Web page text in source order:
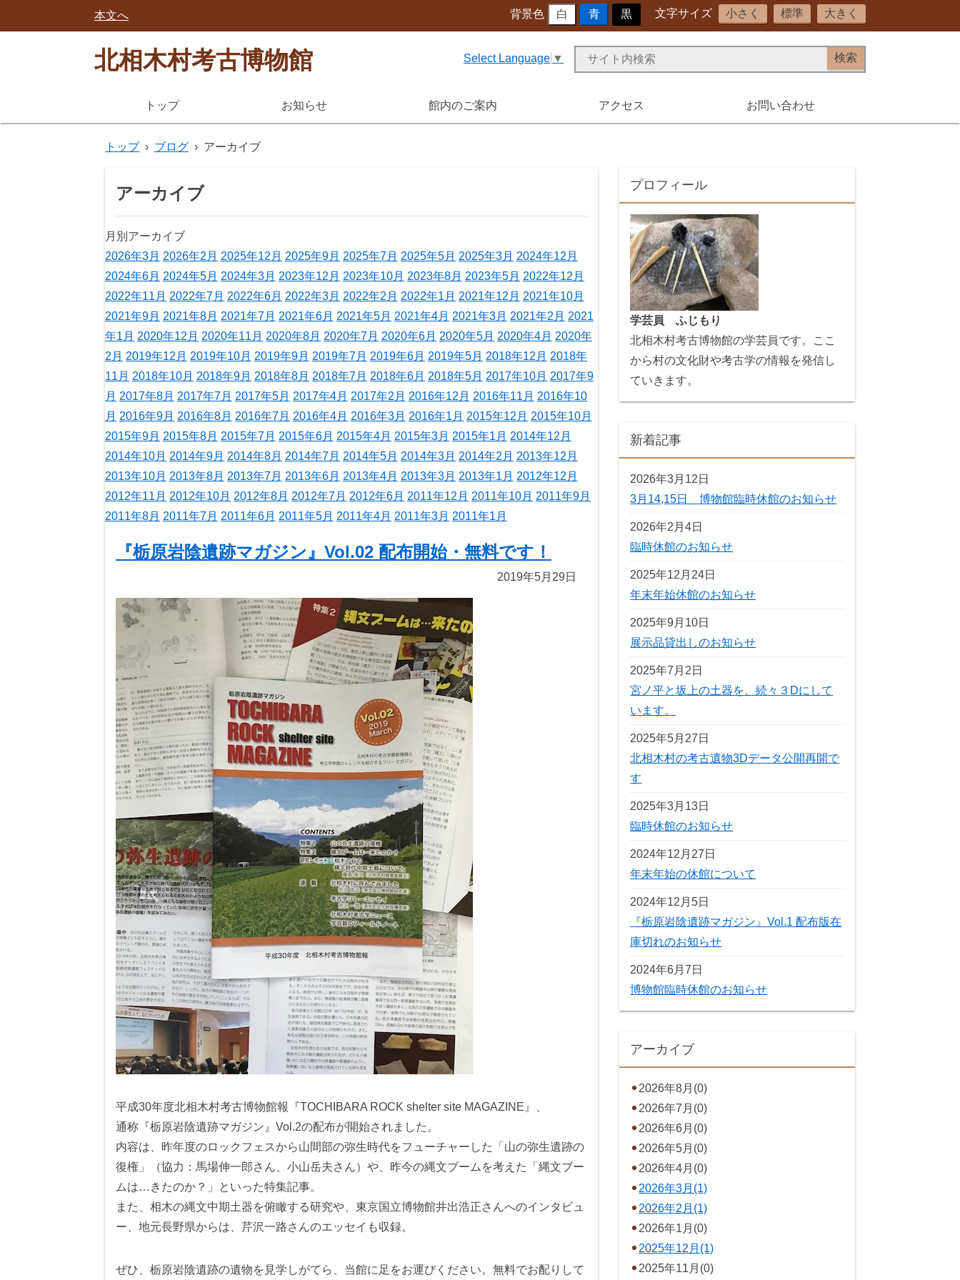
本文へ 文字サイズ 小さく 標準 大きく
背景色 白 青 黒
北相木村考古博物館 Select Language ▼
トップ お知らせ 館内のご案内 アクセス お問い合わせ
トップ › ブログ › アーカイブ
アーカイブ
月別アーカイブ
2026年3月 2026年2月 2025年12月 2025年9月 2025年7月 2025年5月 2025年3月 2024年12月
2024年6月 2024年5月 2024年3月 2023年12月 2023年10月 2023年8月 2023年5月 2022年12月
2022年11月 2022年7月 2022年6月 2022年3月 2022年2月 2022年1月 2021年12月 2021年10月
2021年9月 2021年8月 2021年7月 2021年6月 2021年5月 2021年4月 2021年3月 2021年2月 2021
年1月 2020年12月 2020年11月 2020年8月 2020年7月 2020年6月 2020年5月 2020年4月 2020年
2月 2019年12月 2019年10月 2019年9月 2019年7月 2019年6月 2019年5月 2018年12月 2018年
11月 2018年10月 2018年9月 2018年8月 2018年7月 2018年6月 2018年5月 2017年10月 2017年9
月 2017年8月 2017年7月 2017年5月 2017年4月 2017年2月 2016年12月 2016年11月 2016年10
月 2016年9月 2016年8月 2016年7月 2016年4月 2016年3月 2016年1月 2015年12月 2015年10月
2015年9月 2015年8月 2015年7月 2015年6月 2015年4月 2015年3月 2015年1月 2014年12月
2014年10月 2014年9月 2014年8月 2014年7月 2014年5月 2014年3月 2014年2月 2013年12月
2013年10月 2013年8月 2013年7月 2013年6月 2013年4月 2013年3月 2013年1月 2012年12月
2012年11月 2012年10月 2012年8月 2012年7月 2012年6月 2011年12月 2011年10月 2011年9月
2011年8月 2011年7月 2011年6月 2011年5月 2011年4月 2011年3月 2011年1月
『栃原岩陰遺跡マガジン』Vol.02 配布開始・無料です！
2019年5月29日
平成30年度北相木村考古博物館報『TOCHIBARA ROCK shelter site MAGAZINE』、
通称『栃原岩陰遺跡マガジン』Vol.2の配布が開始されました。
内容は、昨年度のロックフェスから山間部の弥生時代をフューチャーした「山の弥生遺跡の
復権」（協力：馬場伸一郎さん、小山岳夫さん）や、昨今の縄文ブームを考えた「縄文ブー
ムは…きたのか？」といった特集記事。
また、相木の縄文中期土器を俯瞰する研究や、東京国立博物館井出浩正さんへのインタビュ
ー、地元長野県からは、芹沢一路さんのエッセイも収録。
ぜひ、栃原岩陰遺跡の遺物を見学しがてら、当館に足をお運びください。無料でお配りして
プロフィール
学芸員 ふじもり
北相木村考古博物館の学芸員です。ここ
から村の文化財や考古学の情報を発信し
ていきます。
新着記事
2026年3月12日
3月14,15日 博物館臨時休館のお知らせ
2026年2月4日
臨時休館のお知らせ
2025年12月24日
年末年始休館のお知らせ
2025年9月10日
展示品貸出しのお知らせ
2025年7月2日
宮ノ平と坂上の土器を、続々３Dにして
います。
2025年5月27日
北相木村の考古遺物3Dデータ公開再開で
す
2025年3月13日
臨時休館のお知らせ
2024年12月27日
年末年始の休館について
2024年12月5日
『栃原岩陰遺跡マガジン』Vol.1 配布版在
庫切れのお知らせ
2024年6月7日
博物館臨時休館のお知らせ
アーカイブ
2026年8月(0)
2026年7月(0)
2026年6月(0)
2026年5月(0)
2026年4月(0)
2026年3月(1)
2026年2月(1)
2026年1月(0)
2025年12月(1)
2025年11月(0)